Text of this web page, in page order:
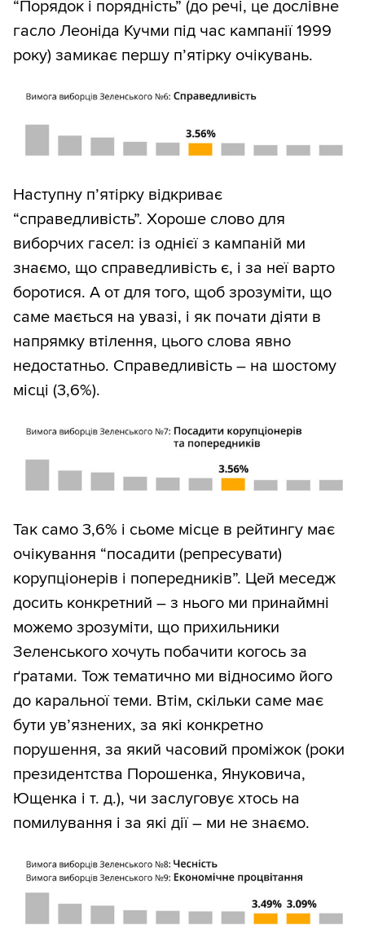
“Порядок і порядність” (до речі, це дослівне
гасло Леоніда Кучми під час кампанії 1999
року) замикає першу п’ятірку очікувань.
Наступну п’ятірку відкриває
“справедливість”. Хороше слово для
виборчих гасел: із однієї з кампаній ми
знаємо, що справедливість є, і за неї варто
боротися. А от для того, щоб зрозуміти, що
саме мається на увазі, і як почати діяти в
напрямку втілення, цього слова явно
недостатньо. Справедливість – на шостому
місці (3,6%).
Так само 3,6% і сьоме місце в рейтингу має
очікування “посадити (репресувати)
корупціонерів і попередників”. Цей меседж
досить конкретний – з нього ми принаймні
можемо зрозуміти, що прихильники
Зеленського хочуть побачити когось за
ґратами. Тож тематично ми відносимо його
до каральної теми. Втім, скільки саме має
бути ув’язнених, за які конкретно
порушення, за який часовий проміжок (роки
президентства Порошенка, Януковича,
Ющенка і т. д.), чи заслуговує хтось на
помилування і за які дії – ми не знаємо.